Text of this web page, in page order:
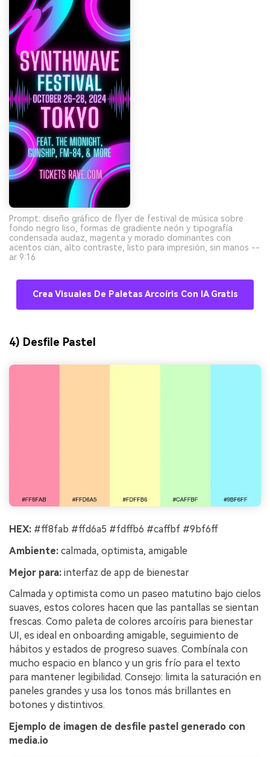
Prompt: diseño gráfico de flyer de festival de música sobre
fondo negro liso, formas de gradiente neón y tipografía
condensada audaz, magenta y morado dominantes con
acentos cian, alto contraste, listo para impresión, sin manos --
ar 9:16
Crea Visuales De Paletas Arcoíris Con IA Gratis
4) Desfile Pastel
HEX: #ff8fab #ffd6a5 #fdffb6 #caffbf #9bf6ff
Ambiente: calmada, optimista, amigable
Mejor para: interfaz de app de bienestar
Calmada y optimista como un paseo matutino bajo cielos
suaves, estos colores hacen que las pantallas se sientan
frescas. Como paleta de colores arcoíris para bienestar
UI, es ideal en onboarding amigable, seguimiento de
hábitos y estados de progreso suaves. Combínala con
mucho espacio en blanco y un gris frío para el texto
para mantener legibilidad. Consejo: limita la saturación en
paneles grandes y usa los tonos más brillantes en
botones y distintivos.
Ejemplo de imagen de desfile pastel generado con
media.io